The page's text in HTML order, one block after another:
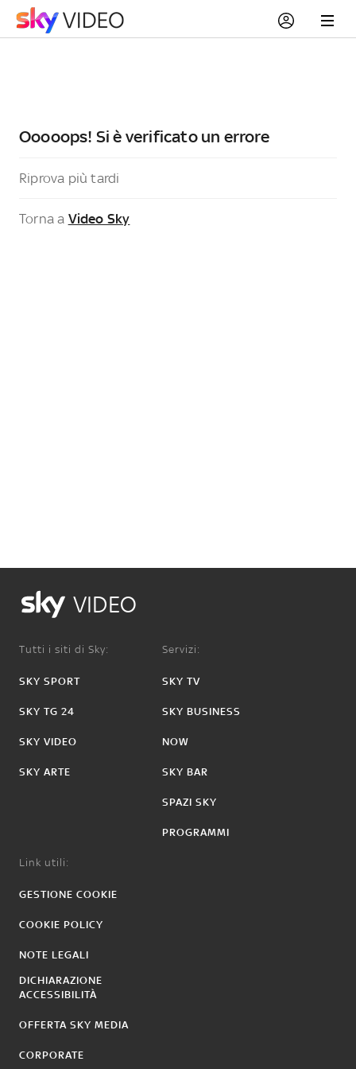
Ooooops! Si è verificato un errore
Riprova più tardi
Torna a Video Sky
VIDEO
Tutti i siti di Sky:
SKY SPORT
SKY TG 24
SKY VIDEO
SKY ARTE
Servizi:
SKY TV
SKY BUSINESS
NOW
SKY BAR
SPAZI SKY
PROGRAMMI
Link utili:
GESTIONE COOKIE
COOKIE POLICY
NOTE LEGALI
DICHIARAZIONE
ACCESSIBILITÀ
OFFERTA SKY MEDIA
CORPORATE